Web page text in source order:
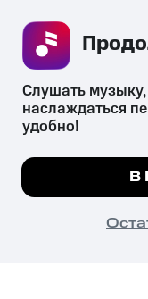
психотропных
их незаконный
законодательством
© 2026 ООО «КИОН».
Все права защищены
Мы используем
Слушать
наслаждаться
удобно!
В